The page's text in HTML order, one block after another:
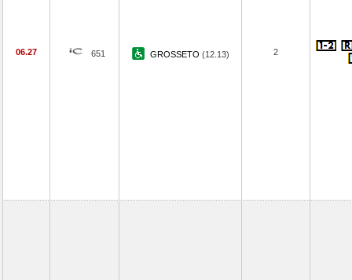
06.27 651 GROSSETO (12.13) 2